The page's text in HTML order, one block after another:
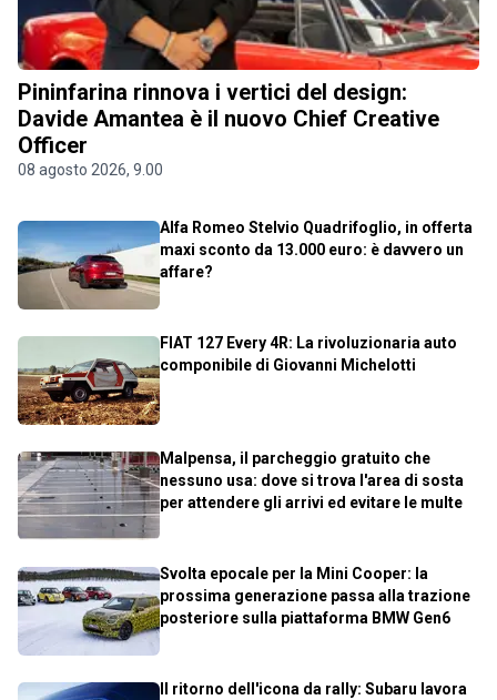
Pininfarina rinnova i vertici del design:
Davide Amantea è il nuovo Chief Creative
Officer
08 agosto 2026, 9.00
Alfa Romeo Stelvio Quadrifoglio, in offerta
maxi sconto da 13.000 euro: è davvero un
affare?
FIAT 127 Every 4R: La rivoluzionaria auto
componibile di Giovanni Michelotti
Malpensa, il parcheggio gratuito che
nessuno usa: dove si trova l'area di sosta
per attendere gli arrivi ed evitare le multe
Svolta epocale per la Mini Cooper: la
prossima generazione passa alla trazione
posteriore sulla piattaforma BMW Gen6
Il ritorno dell'icona da rally: Subaru lavora